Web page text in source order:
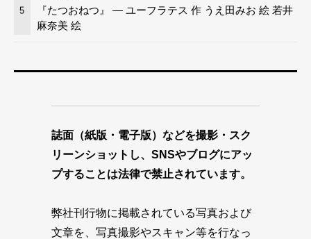
5
『たつおねつ』 — ユーフラテス 作 うえ田みお 絵 若井
麻奈美 絵
誌面（紙版・電子版）などを撮影・スク
リーンショットし、SNSやブログにアッ
プすることは法律で禁止されています。
弊社刊行物に掲載されている写真および
文章を、写真撮影やスキャン等を行なっ